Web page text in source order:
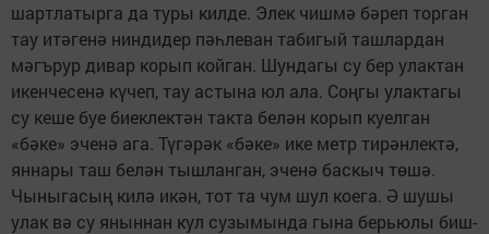
шартлатырга да туры килде. Элек чишмә бәреп торган
тау итәгенә ниндидер пәһлеван табигый ташлардан
мәгърур дивар корып койган. Шундагы су бер улактан
икенчесенә күчеп, тау астына юл ала. Соңгы улактагы
су кеше буе биеклектән такта белән корып куелган
«бәке» эченә ага. Түгәрәк «бәке» ике метр тирәнлектә,
яннары таш белән тыш­ланган, эченә баскыч төшә.
Чыныгасың килә икән, тот та чум шул коега. Ә шушы
улак вә су яныннан кул сузымында гына берьюлы биш-